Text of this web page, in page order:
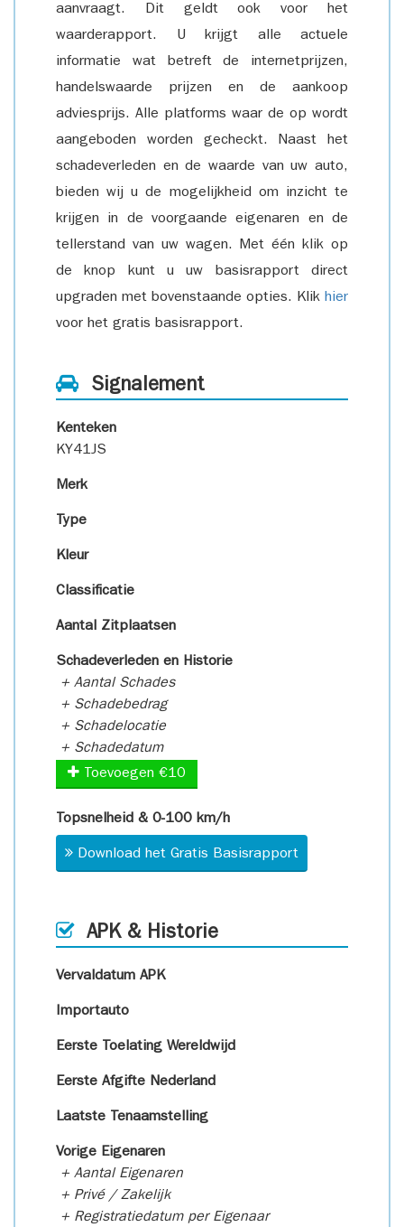
aanvraagt. Dit geldt ook voor het
waarderapport. U krijgt alle actuele
informatie wat betreft de internetprijzen,
handelswaarde prijzen en de aankoop
adviesprijs. Alle platforms waar de op wordt
aangeboden worden gecheckt. Naast het
schadeverleden en de waarde van uw auto,
bieden wij u de mogelijkheid om inzicht te
krijgen in de voorgaande eigenaren en de
tellerstand van uw wagen. Met één klik op
de knop kunt u uw basisrapport direct
upgraden met bovenstaande opties. Klik hier
voor het gratis basisrapport.
Signalement
Kenteken
KY41JS
Merk
Type
Kleur
Classificatie
Aantal Zitplaatsen
Schadeverleden en Historie
+ Aantal Schades
+ Schadebedrag
+ Schadelocatie
+ Schadedatum
Toevoegen €10
Topsnelheid & 0-100 km/h
Download het Gratis Basisrapport
APK & Historie
Vervaldatum APK
Importauto
Eerste Toelating Wereldwijd
Eerste Afgifte Nederland
Laatste Tenaamstelling
Vorige Eigenaren
+ Aantal Eigenaren
+ Privé / Zakelijk
+ Registratiedatum per Eigenaar